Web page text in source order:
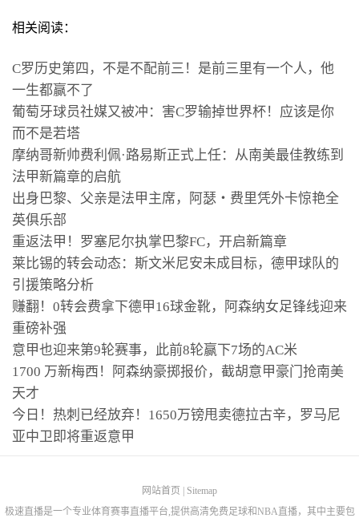
相关阅读：
C罗历史第四，不是不配前三！是前三里有一个人，他
一生都赢不了
葡萄牙球员社媒又被冲：害C罗输掉世界杯！应该是你
而不是若塔
摩纳哥新帅费利佩·路易斯正式上任：从南美最佳教练到
法甲新篇章的启航
出身巴黎、父亲是法甲主席，阿瑟・费里凭外卡惊艳全
英俱乐部
重返法甲！罗塞尼尔执掌巴黎FC，开启新篇章
莱比锡的转会动态：斯文米尼安未成目标，德甲球队的
引援策略分析
赚翻！0转会费拿下德甲16球金靴，阿森纳女足锋线迎来
重磅补强
意甲也迎来第9轮赛事，此前8轮赢下7场的AC米
1700 万新梅西！阿森纳豪掷报价，截胡意甲豪门抢南美
天才
今日！热刺已经放弃！1650万镑甩卖德拉古辛，罗马尼
亚中卫即将重返意甲
网站首页 | Sitemap
极速直播是一个专业体育赛事直播平台,提供高清免费足球和NBA直播，其中主要包